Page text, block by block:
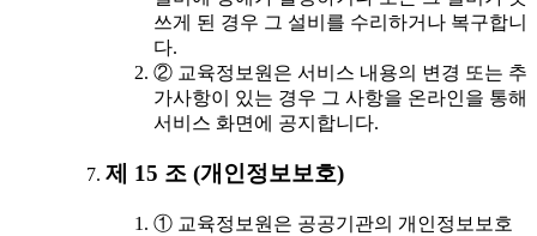
쓰게 된 경우 그 설비를 수리하거나 복구합니
다.
② 교육정보원은 서비스 내용의 변경 또는 추
가사항이 있는 경우 그 사항을 온라인을 통해
서비스 화면에 공지합니다.
제 15 조 (개인정보보호)
① 교육정보원은 공공기관의 개인정보보호